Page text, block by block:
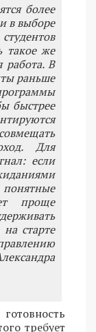
более
в выборе
такое же
работа. В
раньше
быстрее
Для
если
проще
старте
требует